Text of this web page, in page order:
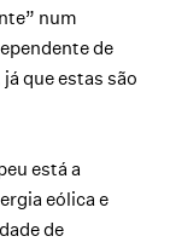
num
de
que estas são
está a
eólica e
de